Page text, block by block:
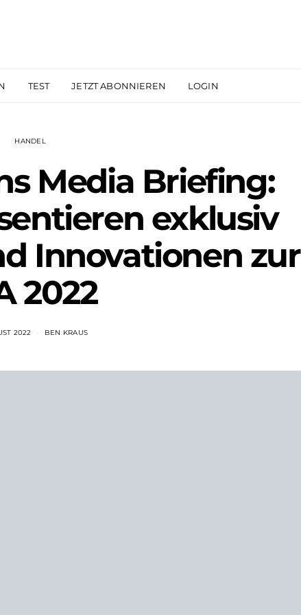
TEST JETZT ABONNIEREN LOGIN
HANDEL
Media Briefing:
exklusiv
Innovationen zur
2022
2022 BEN KRAUS